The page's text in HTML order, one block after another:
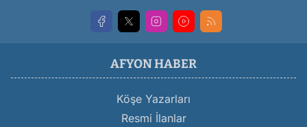
AFYON HABER
Köşe Yazarları
Resmi İlanlar